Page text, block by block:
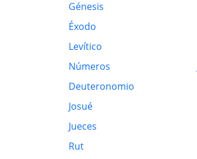
Génesis
Éxodo
Levítico
Números
Deuteronomio
Josué
Jueces
Rut